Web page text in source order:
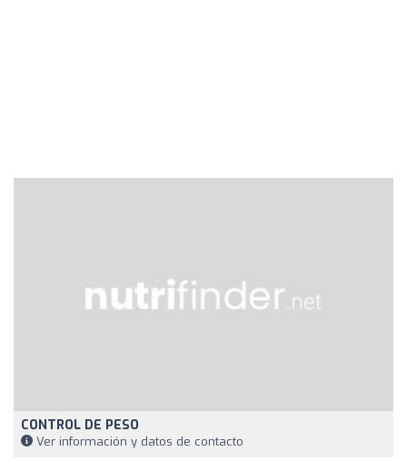
CONTROL DE PESO
Ver información y datos de contacto